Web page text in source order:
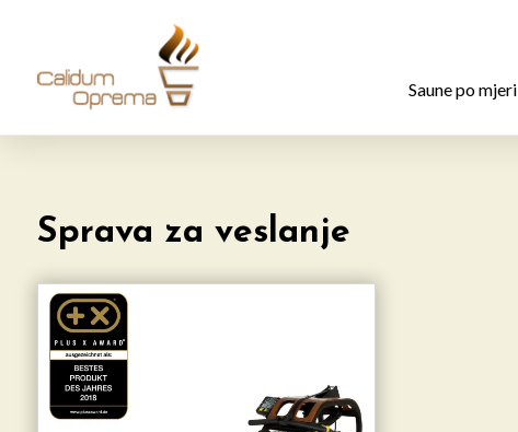
Saune po mjeri
Sprava za veslanje